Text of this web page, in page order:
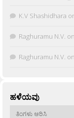
K.V Shashidhara
Raghuramu N.V. on
Raghuramu N.V. on
ಹಳೆಯವು
ಹಳೆಯವು